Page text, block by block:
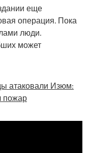
еще
операция. Пока
люди.
может
атаковали Изюм:
пожар